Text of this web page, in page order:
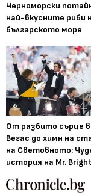
Черноморски
най-вкусните риби
българското море
От разбито сърце в
Вегас до химн на
на Световното:
история на Mr.